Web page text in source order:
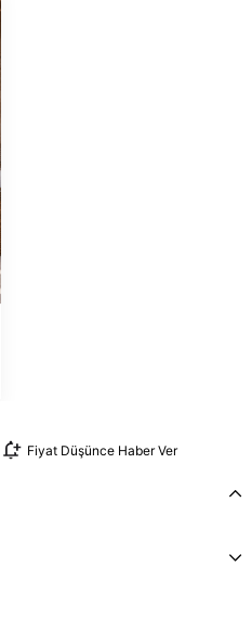
Fiyat Düşünce Haber Ver